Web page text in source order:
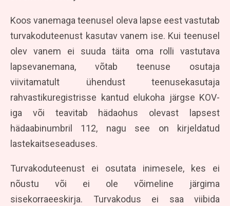
Koos vanemaga teenusel oleva lapse eest vastutab
turvakoduteenust kasutav vanem ise. Kui teenusel
olev vanem ei suuda täita oma rolli vastutava
lapsevanemana, võtab teenuse osutaja
viivitamatult ühendust teenusekasutaja
rahvastikuregistrisse kantud elukoha järgse KOV-
iga või teavitab hädaohus olevast lapsest
hädaabinumbril 112, nagu see on kirjeldatud
lastekaitseseaduses.
Turvakoduteenust ei osutata inimesele, kes ei
nõustu või ei ole võimeline järgima
sisekorraeeskirja. Turvakodus ei saa viibida